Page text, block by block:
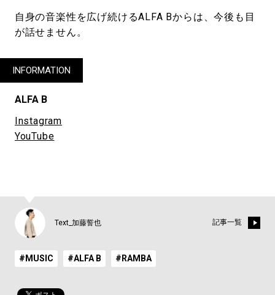
自身の音楽性を広げ続けるALFA Bからは、今後も目
が話せません。
INFORMATION
ALFA B
Instagram
YouTube
Text_加藤誓也 記事一覧
#MUSIC #ALFA B #RAMBA